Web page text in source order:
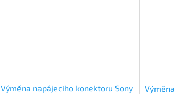
Výměna napájecího konektoru Sony